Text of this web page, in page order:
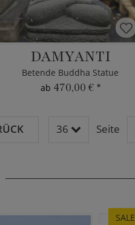
DAMYANTI
Betende Buddha Statue
ab 470,00 € *
36 Seite
SALE